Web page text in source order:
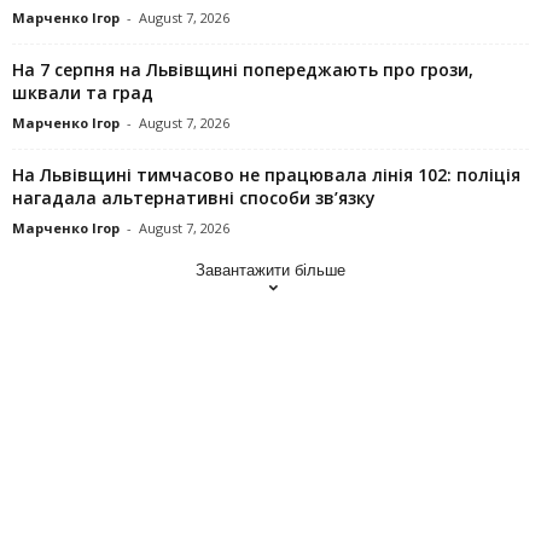
Марченко Ігор - August 7, 2026
На 7 серпня на Львівщині попереджають про грози,
шквали та град
Марченко Ігор - August 7, 2026
На Львівщині тимчасово не працювала лінія 102: поліція
нагадала альтернативні способи зв’язку
Марченко Ігор - August 7, 2026
Завантажити більше